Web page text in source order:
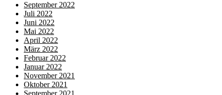
September 2022
Juli 2022
Juni 2022
Mai 2022
April 2022
März 2022
Februar 2022
Januar 2022
November 2021
Oktober 2021